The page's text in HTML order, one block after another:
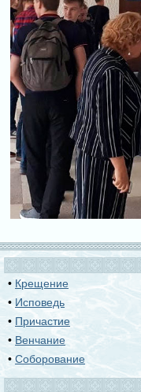
• Крещение
• Исповедь
• Причастие
• Венчание
•Соборование